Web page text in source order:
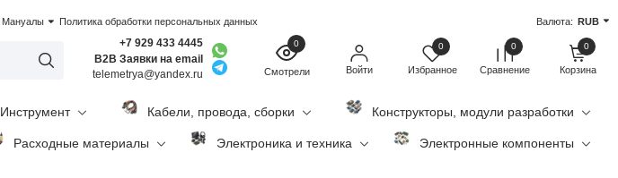
Мануалы Политика обработки персональных данных Валюта: RUB
+7 929 433 4445
B2B Заявки на email
telemetrya@yandex.ru
0
Смотрели Войти
0
Избранное
0
Сравнение
0
Корзина
Инструмент Кабели, провода, сборки Конструкторы, модули разработки
Расходные материалы Электроника и техника Электронные компоненты